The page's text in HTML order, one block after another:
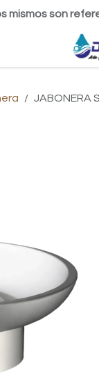
mismos son
JABONERA